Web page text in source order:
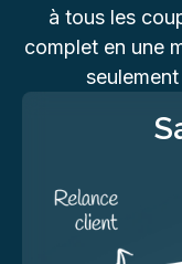
à tous les
complet en une